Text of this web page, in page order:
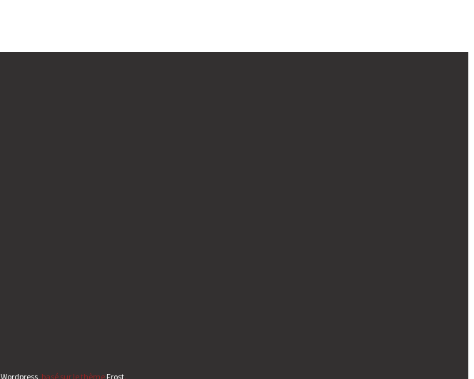
Wordpress , basé sur le thème Frost.